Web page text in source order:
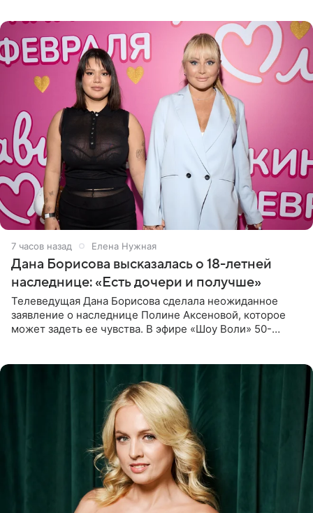
7 часов назад Елена Нужная
Дана Борисова высказалась о 18-летней
наследнице: «Есть дочери и получше»
Телеведущая Дана Борисова сделала неожиданное
заявление о наследнице Полине Аксеновой, которое
может задеть ее чувства. В эфире «Шоу Воли» 50-